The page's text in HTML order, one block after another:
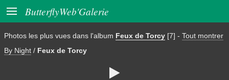
 ButterflyWeb'Galerie
Photos les plus vues dans l'album Feux de Torcy [7] - Tout montrer
By Night / Feux de Torcy
